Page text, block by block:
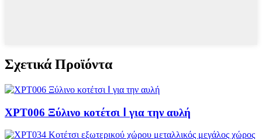
Σχετικά Προϊόντα
XPT006 ​​Ξύλινο κοτέτσι Ⅰ για την αυλή